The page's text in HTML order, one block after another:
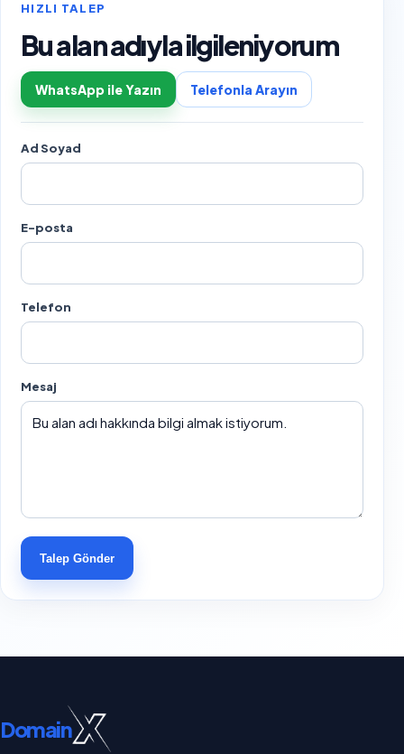
HIZLI TALEP
Bu alan adıyla ilgileniyorum
WhatsApp ile Yazın Telefonla Arayın
Ad Soyad
E-posta
Telefon
Mesaj
Talep Gönder
Domain